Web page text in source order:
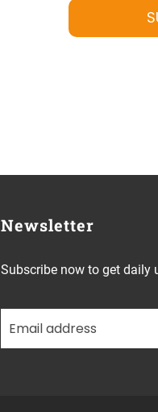
Newsletter
Subscribe now to get daily